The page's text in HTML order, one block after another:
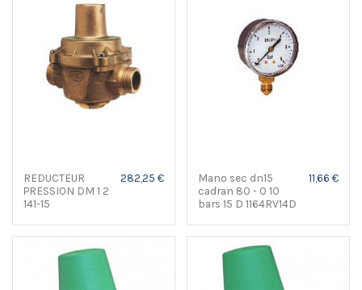
REDUCTEUR
PRESSION DM 1 2
141-15
282,25 €
Mano sec dn15
cadran 80 - 0 10
bars 15 D 1164RV14D
11,66 €